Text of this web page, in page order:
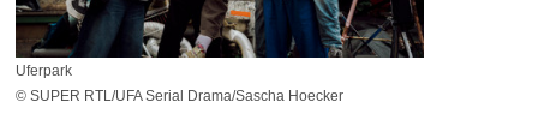
Uferpark
© SUPER RTL/UFA Serial Drama/Sascha Hoecker